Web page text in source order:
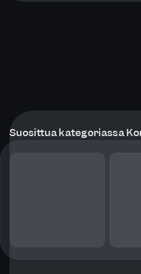
Suosittua kategoriassa